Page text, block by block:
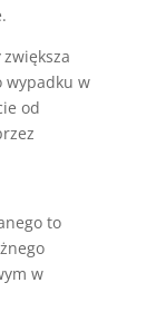
zwiększa
wypadku w
od
to
w